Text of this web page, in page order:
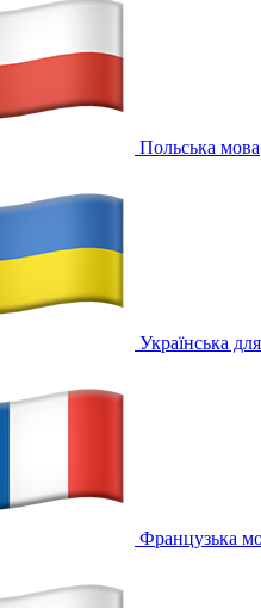
Польська мова
Українська
Французька